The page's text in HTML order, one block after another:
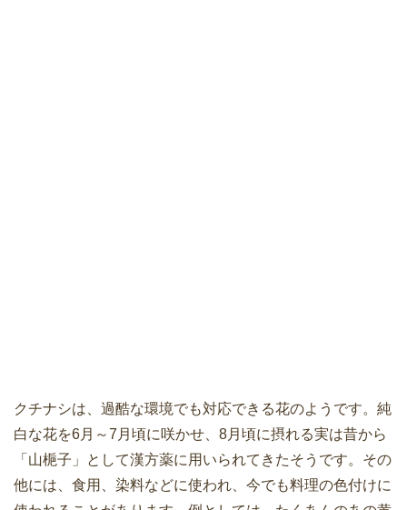
クチナシは、過酷な環境でも対応できる花のようです。純
白な花を6月～7月頃に咲かせ、8月頃に摂れる実は昔から
「山梔子」として漢方薬に用いられてきたそうです。その
他には、食用、染料などに使われ、今でも料理の色付けに